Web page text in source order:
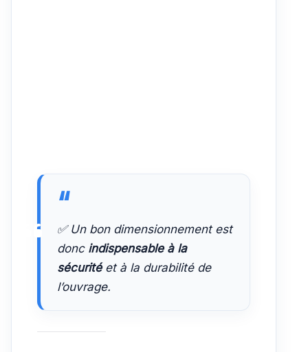
✅ Un bon dimensionnement est
donc indispensable à la
sécuritéet à la durabilité de
l’ouvrage.